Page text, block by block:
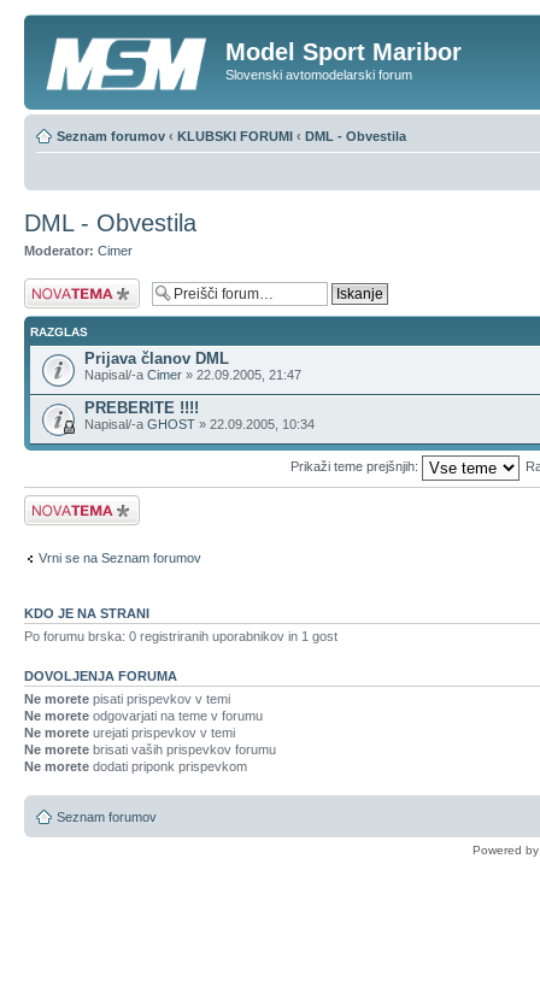
Model Sport Maribor
Slovenski avtomodelarski forum
Seznam forumov ‹ KLUBSKI FORUMI ‹ DML - Obvestila
DML - Obvestila
Moderator: Cimer
Napiši novo temo
RAZGLAS
Prijava članov DML
Napisal/-a Cimer » 22.09.2005, 21:47
PREBERITE !!!!
Napisal/-a GHOST » 22.09.2005, 10:34
Prikaži teme prejšnjih:
Napiši novo temo
Vrni se na Seznam forumov
KDO JE NA STRANI
Po forumu brska: 0 registriranih uporabnikov in 1 gost
DOVOLJENJA FORUMA
Ne morete pisati prispevkov v temi
Ne morete odgovarjati na teme v forumu
Ne morete urejati prispevkov v temi
Ne morete brisati vaših prispevkov forumu
Ne morete dodati priponk prispevkom
Seznam forumov
Powered